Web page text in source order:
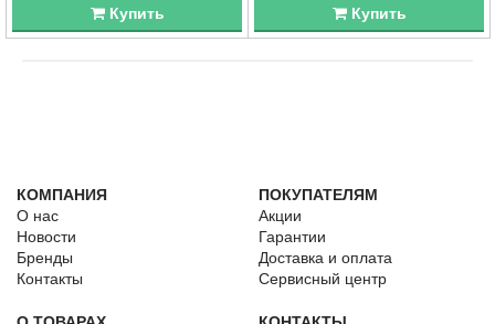
Купить Купить
КОМПАНИЯ
О нас
Новости
Бренды
Контакты
ПОКУПАТЕЛЯМ
Акции
Гарантии
Доставка и оплата
Сервисный центр